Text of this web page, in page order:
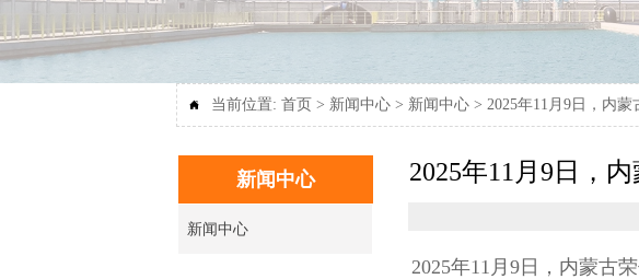
 当前位置:首页 > 新闻中心 > 新闻中心 > 2025年11月9日，内
新闻中心
新闻中心
2025年11月9日，
2025年11月9日，内蒙古